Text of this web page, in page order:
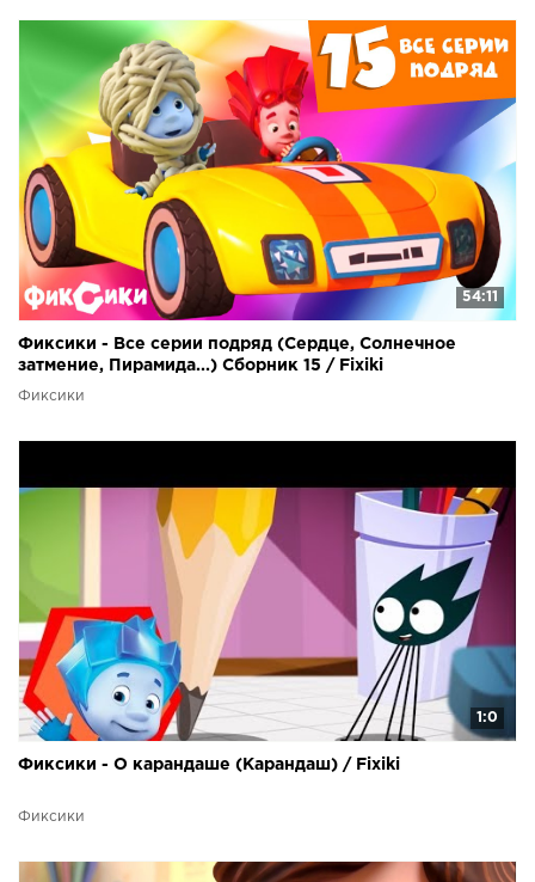
54:11
Фиксики - Все серии подряд (Сердце, Солнечное
затмение, Пирамида...) Сборник 15 / Fixiki
Фиксики
1:0
Фиксики - О карандаше (Карандаш) / Fixiki
Фиксики